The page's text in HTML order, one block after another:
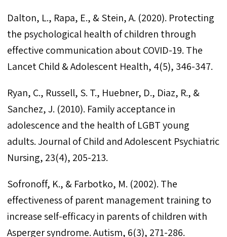
Dalton, L., Rapa, E., & Stein, A. (2020). Protecting
the psychological health of children through
effective communication about COVID-19. The
Lancet Child & Adolescent Health, 4(5), 346-347.
Ryan, C., Russell, S. T., Huebner, D., Diaz, R., &
Sanchez, J. (2010). Family acceptance in
adolescence and the health of LGBT young
adults. Journal of Child and Adolescent Psychiatric
Sofronoff, K., & Farbotko, M. (2002). The
effectiveness of parent management training to
increase self-efficacy in parents of children with